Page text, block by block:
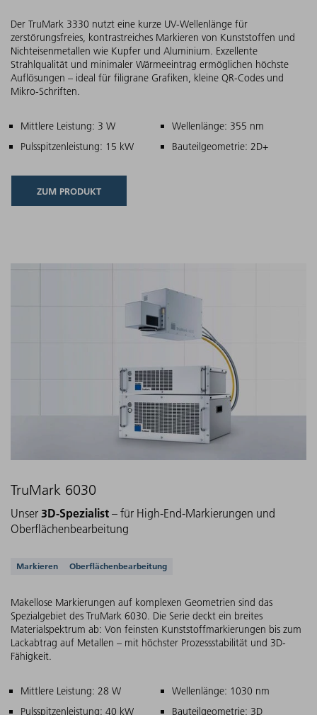
Der TruMark 3330 nutzt eine kurze UV-Wellenlänge für
zerstörungsfreies, kontrastreiches Markieren von Kunststoffen und
Nichteisenmetallen wie Kupfer und Aluminium. Exzellente
Strahlqualität und minimaler Wärmeeintrag ermöglichen höchste
Auflösungen – ideal für filigrane Grafiken, kleine QR-Codes und
Mikro-Schriften.
Hauptmerkmale
Mittlere Leistung: 3 W
Wellenlänge: 355 nm
Pulsspitzenleistung: 15 kW
Bauteilgeometrie: 2D+
ZUM PRODUKT
TruMark 6030
Unser 3D-Spezialist – für High-End-Markierungen und
Oberflächenbearbeitung
Unterstützte Anwendungen
Markieren Oberflächenbearbeitung
Makellose Markierungen auf komplexen Geometrien sind das
Spezialgebiet des TruMark 6030. Die Serie deckt ein breites
Materialspektrum ab: Von feinsten Kunststoffmarkierungen bis zum
Lackabtrag auf Metallen – mit höchster Prozessstabilität und 3D-
Fähigkeit.
Hauptmerkmale
Mittlere Leistung: 28 W
Wellenlänge: 1030 nm
Pulsspitzenleistung: 40 kW
Bauteilgeometrie: 3D